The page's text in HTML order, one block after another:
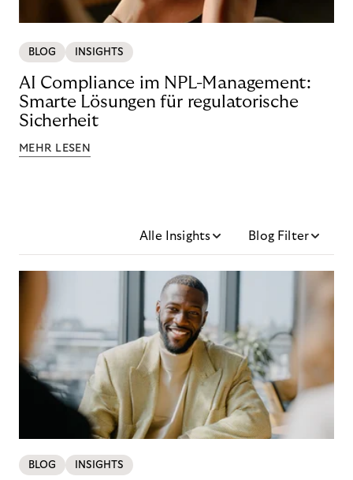
BLOG INSIGHTS
AI Compliance im NPL-Management:
Smarte Lösungen für regulatorische
Sicherheit
MEHR LESEN
Alle Insights Blog Filter
BLOG INSIGHTS